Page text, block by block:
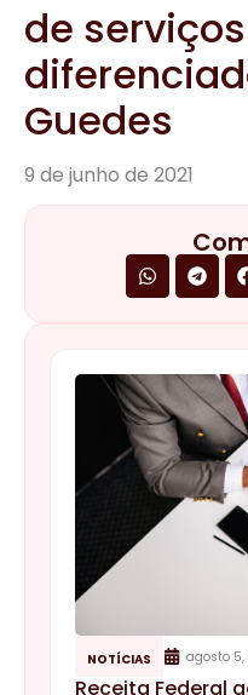
NOTÍCIAS agosto
Receita Federal
de
Guedes
9 de junho de 2021